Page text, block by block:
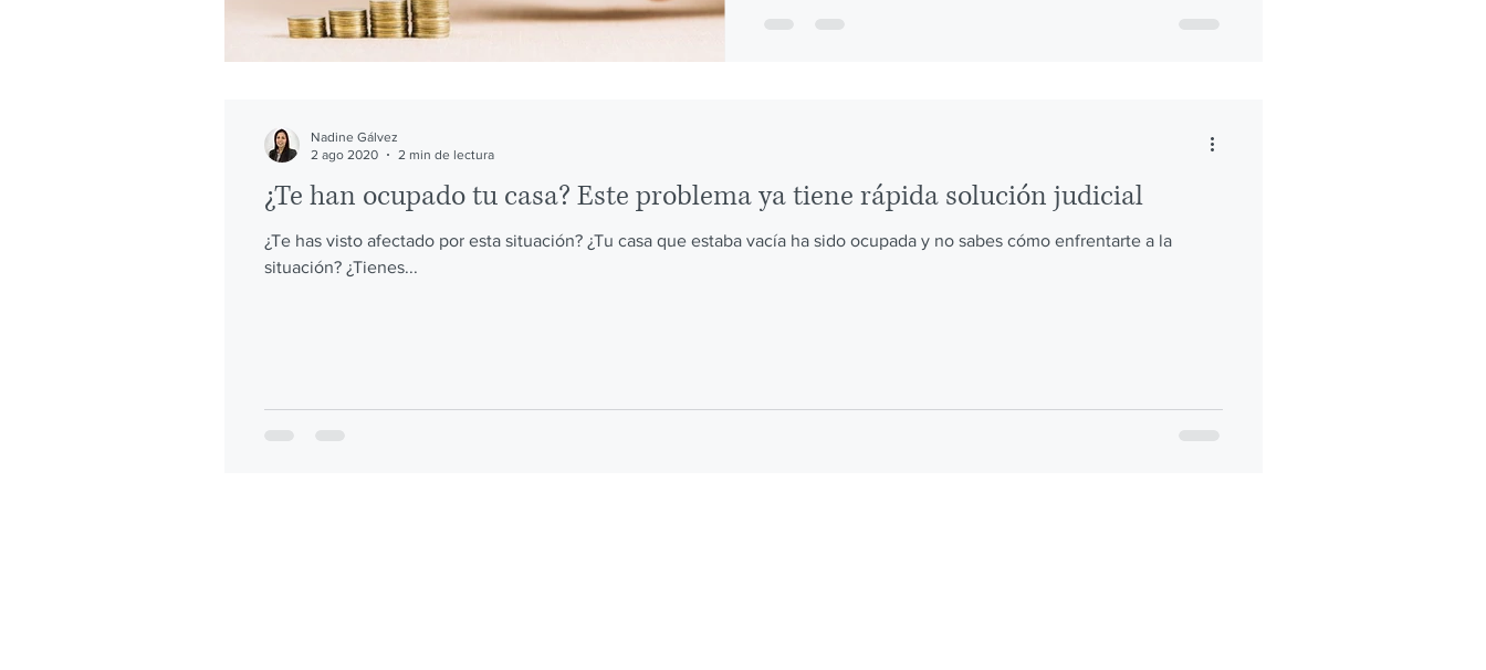
¿Te han ocupado tu casa? Este problema ya tiene rápida solución judicial
¿Te has visto afectado por esta situación? ¿Tu casa que estaba vacía ha sido ocupada y no sabes cómo enfrentarte a la
situación? ¿Tienes...
Nadine Gálvez
2 ago 2020
2 min de lectura